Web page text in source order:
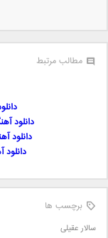
مطالب مرتبط
دانلود
دانلود
برچسب ها
سالار عقیلی